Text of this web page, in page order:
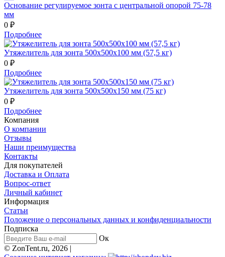
Основание регулируемое зонта с центральной опорой 75-78
мм
0 ₽
Подробнее
Утяжелитель для зонта 500х500х100 мм (57,5 кг)
0 ₽
Подробнее
Утяжелитель для зонта 500х500х150 мм (75 кг)
0 ₽
Подробнее
Компания
О компании
Отзывы
Наши преимущества
Контакты
Для покупателей
Доставка и Оплата
Вопрос-ответ
Личный кабинет
Информация
Статьи
Положение о персональных данных и конфиденциальности
Подписка
Ок
© ZonTent.ru, 2026 |